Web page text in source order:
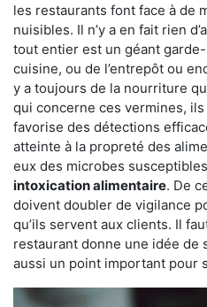
les restaurants font face à de
nuisibles. Il n’y a en fait rien
tout entier est un géant garde-
cuisine, ou de l’entrepôt ou
y a toujours de la nourriture
qui concerne ces vermines,
favorise des détections
atteinte à la propreté des
eux des microbes
intoxication alimentaire. De
doivent doubler de vigilance
qu’ils servent aux clients. Il
restaurant donne une idée de
aussi un point important pour